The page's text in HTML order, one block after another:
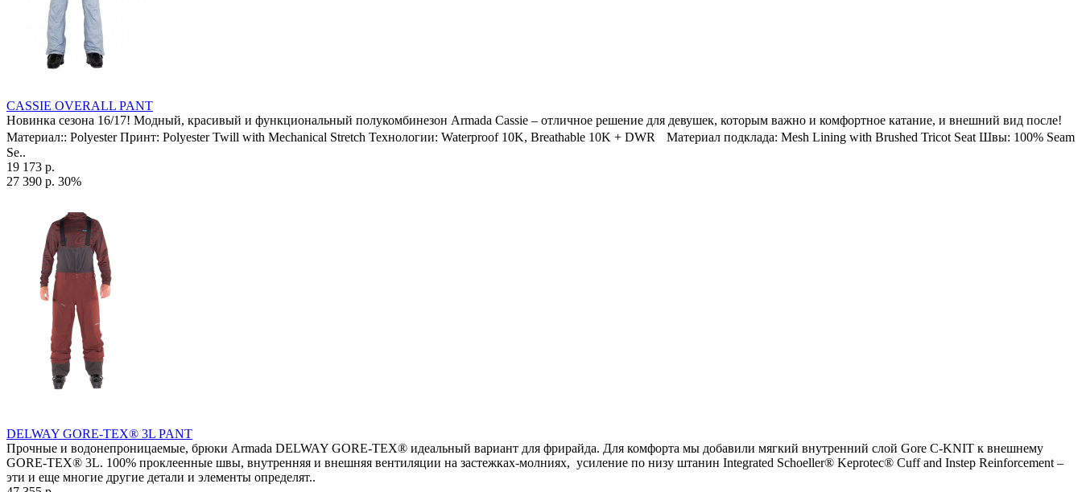
CASSIE OVERALL PANT
Новинка сезона 16/17! Модный, красивый и функциональный полукомбинезон Armada Cassie – отличное решение для девушек, которым важно и комфортное катание, и внешний вид после!
Материал:: Polyester Принт: Polyester Twill with Mechanical Stretch Технологии: Waterproof 10K, Breathable 10K + DWR Материал подклада: Mesh Lining with Brushed Tricot Seat Швы: 100% Seam
Se..
19 173 р.
27 390 р. 30%
DELWAY GORE-TEX® 3L PANT
Прочные и водонепроницаемые, брюки Armada DELWAY GORE-TEX® идеальный вариант для фрирайда. Для комфорта мы добавили мягкий внутренний слой Gore C-KNIT к внешнему
GORE-TEX® 3L. 100% проклеенные швы, внутренняя и внешняя вентиляции на застежках-молниях, усиление по низу штанин Integrated Schoeller® Keprotec® Cuff and Instep Reinforcement –
эти и еще многие другие детали и элементы определят..